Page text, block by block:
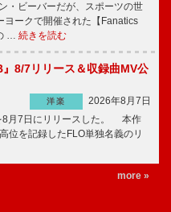
・ビーバーだが、スポーツの世
ークで開催された【Fanatics
… 続きを読む
8/7リリース＆収録曲MV公
洋楽
2026年8月7日
8月7日にリリースした。 本作
位を記録したFLO単独名義のリ
more »